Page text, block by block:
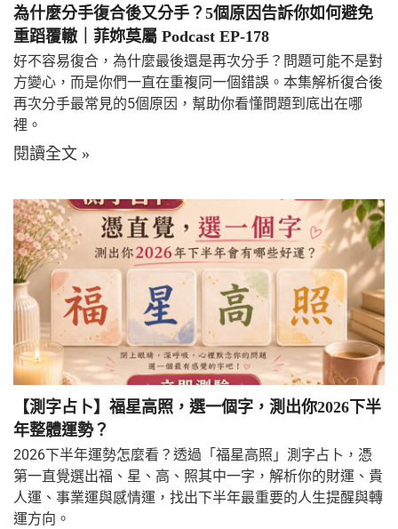
為什麼分手復合後又分手？5個原因告訴你如何避免
重蹈覆轍｜菲妳莫屬 Podcast EP-178
好不容易復合，為什麼最後還是再次分手？問題可能不是對
方變心，而是你們一直在重複同一個錯誤。本集解析復合後
再次分手最常見的5個原因，幫助你看懂問題到底出在哪
裡。
閱讀全文 »
【測字占卜】福星高照，選一個字，測出你2026下半
年整體運勢？
2026下半年運勢怎麼看？透過「福星高照」測字占卜，憑
第一直覺選出福、星、高、照其中一字，解析你的財運、貴
人運、事業運與感情運，找出下半年最重要的人生提醒與轉
運方向。